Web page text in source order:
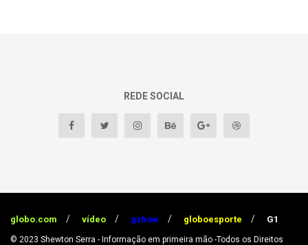
REDE SOCIAL
globo.com vídeo gshow globoesporte G1
© 2023 Shewton Serra - Informação em primeira mão -Todos os Direitos